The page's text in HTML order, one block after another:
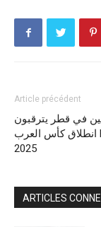
Article précédent
في قطر يترقبون
انطلاق كأس العرب FIFA قطر
2025
ARTICLES